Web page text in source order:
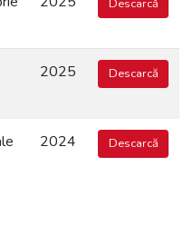
Descarcă
2025 Descarcă
2024 Descarcă